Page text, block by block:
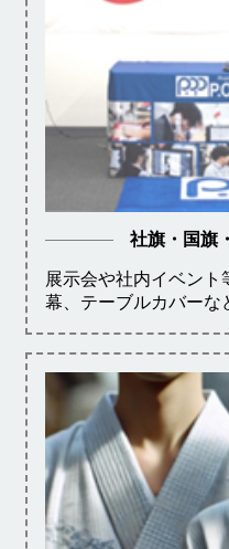
社旗・国旗
展示会や社内イベン
幕、テーブルカバーな